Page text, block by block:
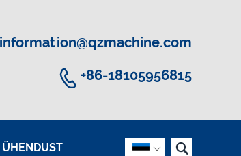
information@qzmachine.com
 +86-18105956815
 